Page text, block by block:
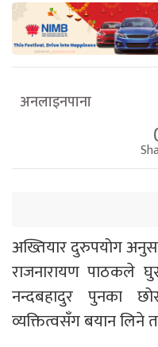
अनलाइनपाना
अख्तियार दुरुपयोग
राजनारायण पाठकले
नन्दबहादुर पुनका
व्यक्तित्वसँग बयान लिने